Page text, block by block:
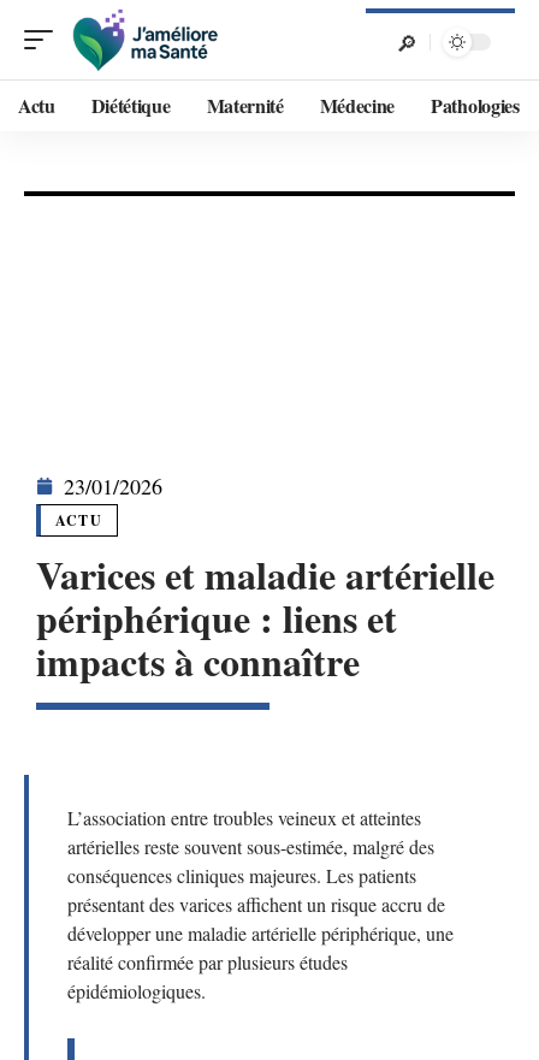
Actu Diététique Maternité Médecine Pathologies
23/01/2026
ACTU
Varices et maladie artérielle
périphérique : liens et
impacts à connaître
L’association entre troubles veineux et atteintes
artérielles reste souvent sous-estimée, malgré des
conséquences cliniques majeures. Les patients
présentant des varices affichent un risque accru de
développer une maladie artérielle périphérique, une
réalité confirmée par plusieurs études
épidémiologiques.